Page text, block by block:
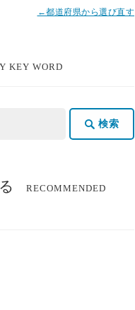
←都道府県から選び直す
KEY WORD
検索
RECOMMENDED